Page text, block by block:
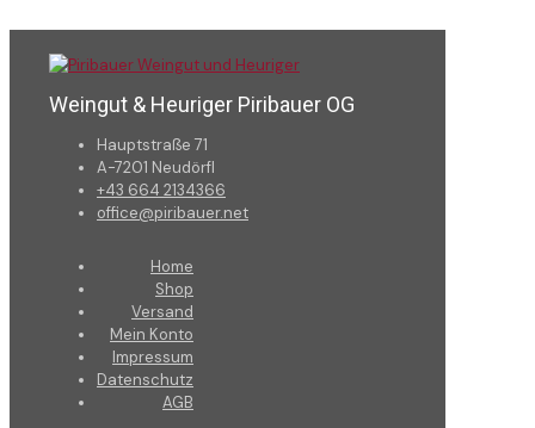
Weingut & Heuriger Piribauer OG
Hauptstraße 71
A-7201 Neudörfl
+43 664 2134366
office@piribauer.net
Home
Shop
Versand
Mein Konto
Impressum
Datenschutz
AGB